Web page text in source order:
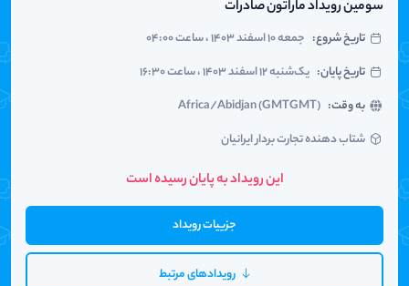
سومین رویداد ماراتون صادرات
تاریخ شروع: جمعه ۱۰ اسفند ۱۴۰۳ ، ساعت ۰۴:۰۰
تاریخ پایان: یک‌شنبه ۱۲ اسفند ۱۴۰۳ ، ساعت ۱۶:۳۰
به وقت:
Africa/Abidjan (GMTGMT)
شتاب دهنده تجارت بردار ایرانیان
این رویداد به پایان رسیده است
جزییات رویداد
رویدادهای مرتبط